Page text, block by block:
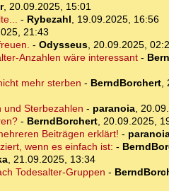
, 20.09.2025, 15:01
- Rybezahl, 19.09.2025, 16:56
21:43
- Odysseus, 20.09.2025,
Anzahlen wäre interessant-
mehr sterben - BerndBorchert,
und Sterbezahlen - paranoia,
- BerndBorchert, 20.09.2025,
Beiträgen erklärt! -
wenn es einfach ist: -
, 21.09.2025, 13:34
Todesalter-Gruppen -